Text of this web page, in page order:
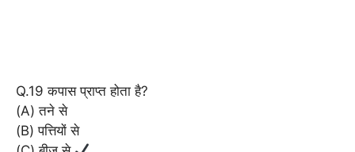
Q.19 कपास प्राप्त होता है?
(A) तने से
(B) पत्तियों से